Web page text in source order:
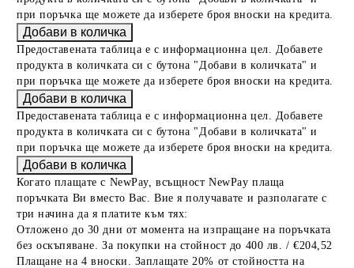
при поръчка ще можете да изберете броя вноски на кредита.
Предоставената таблица е с информационна цел. Добавете
продукта в количката си с бутона "Добави в количката" и
при поръчка ще можете да изберете броя вноски на кредита.
Предоставената таблица е с информационна цел. Добавете
продукта в количката си с бутона "Добави в количката" и
при поръчка ще можете да изберете броя вноски на кредита.
Когато плащате с NewPay, всъщност NewPay плаща
поръчката Ви вместо Вас. Вие я получавате и разполагате с
три начина да я платите към тях:
Отложено до 30 дни от момента на изпращане на поръчката
без оскъпяване. За покупки на стойност до 400 лв. / €204,52
Плащане на 4 вноски. Заплащате 20% от стойността на